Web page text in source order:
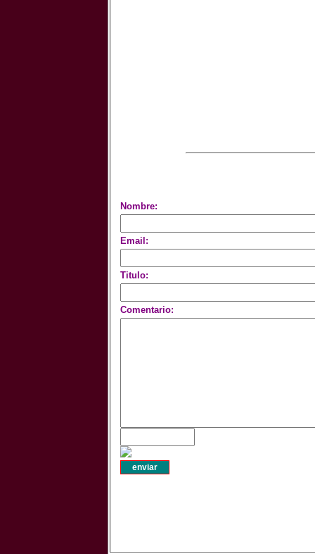
Nombre:
Email:
Titulo:
Comentario: